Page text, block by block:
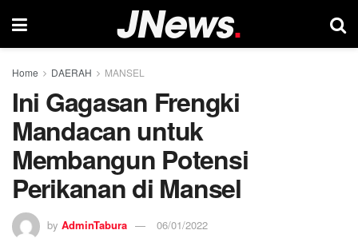
Home DAERAH MANSEL
Ini Gagasan Frengki
Mandacan untuk
Membangun Potensi
Perikanan di Mansel
by AdminTabura 06/01/2022